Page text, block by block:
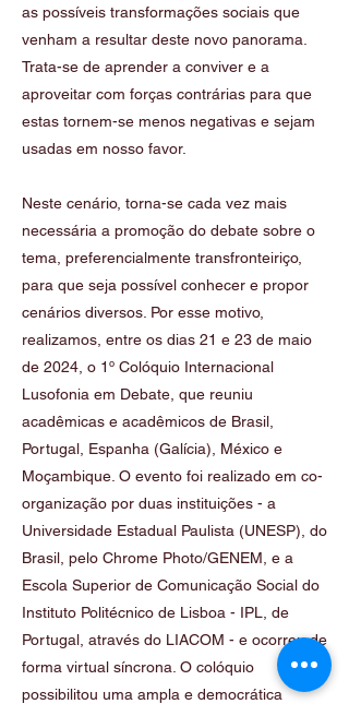
as possíveis transformações sociais que
venham a resultar deste novo panorama.
Trata-se de aprender a conviver e a
aproveitar com forças contrárias para que
estas tornem-se menos negativas e sejam
usadas em nosso favor.
Neste cenário, torna-se cada vez mais
necessária a promoção do debate sobre o
tema, preferencialmente transfronteiriço,
para que seja possível conhecer e propor
cenários diversos. Por esse motivo,
realizamos, entre os dias 21 e 23 de maio
de 2024, o 1º Colóquio Internacional
Lusofonia em Debate, que reuniu
acadêmicas e acadêmicos de Brasil,
Portugal, Espanha (Galícia), México e
Moçambique. O evento foi realizado em co-
organização por duas instituições - a
Universidade Estadual Paulista (UNESP), do
Brasil, pelo Chrome Photo/GENEM, e a
Escola Superior de Comunicação Social do
Instituto Politécnico de Lisboa - IPL, de
Portugal, através do LIACOM - e ocorreu de
forma virtual síncrona. O colóquio
possibilitou uma ampla e democrática